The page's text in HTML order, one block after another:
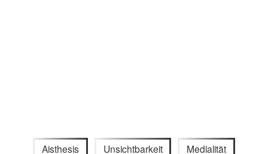
Aisthesis Unsichtbarkeit Medialität